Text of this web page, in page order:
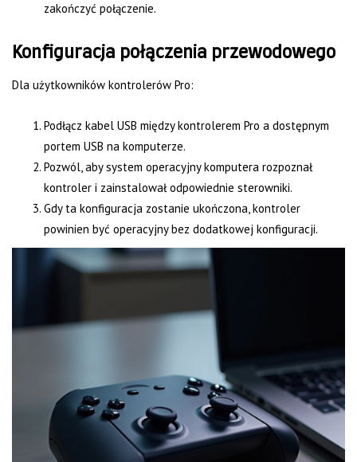
zakończyć połączenie.
Konfiguracja połączenia przewodowego
Dla użytkowników kontrolerów Pro:
Podłącz kabel USB między kontrolerem Pro a dostępnym
portem USB na komputerze.
Pozwól, aby system operacyjny komputera rozpoznał
kontroler i zainstalował odpowiednie sterowniki.
Gdy ta konfiguracja zostanie ukończona, kontroler
powinien być operacyjny bez dodatkowej konfiguracji.